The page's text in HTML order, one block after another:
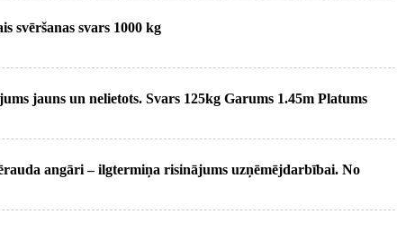
svēršanas svars 1000 kg
jauns un nelietots. Svars 125kg Garums 1.45m Platums
angāri – ilgtermiņa risinājums uzņēmējdarbībai. No